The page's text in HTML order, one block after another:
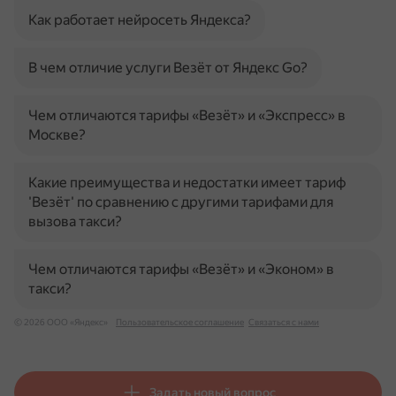
Как работает нейросеть Яндекса?
В чем отличие услуги Везёт от Яндекс Go?
Чем отличаются тарифы «Везёт» и «Экспресс» в
Москве?
Какие преимущества и недостатки имеет тариф
'Везёт' по сравнению с другими тарифами для
вызова такси?
Чем отличаются тарифы «Везёт» и «Эконом» в
такси?
© 2026 ООО «Яндекс» Пользовательское соглашение Связаться с нами
Задать новый вопрос